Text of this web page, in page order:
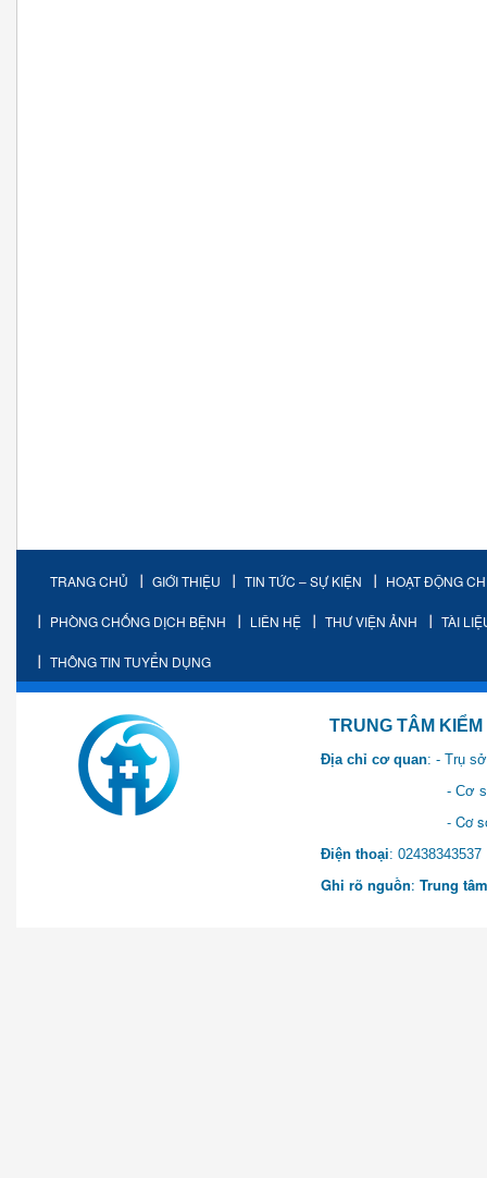
TRANG CHỦ GIỚI THIỆU TIN TỨC – SỰ KIỆN HOẠT ĐỘNG
PHÒNG CHỐNG DỊCH BỆNH LIÊN HỆ THƯ VIỆN ẢNH TÀI
THÔNG TIN TUYỂN DỤNG
TRUNG TÂM KIỂM SOÁT
Địa chỉ cơ quan: - Trụ
- Cơ sở 2: Khu Hành
- Cơ sở 3: Số 1 Ngõ 2
Điện thoại:
Ghi rõ nguồn: Trung